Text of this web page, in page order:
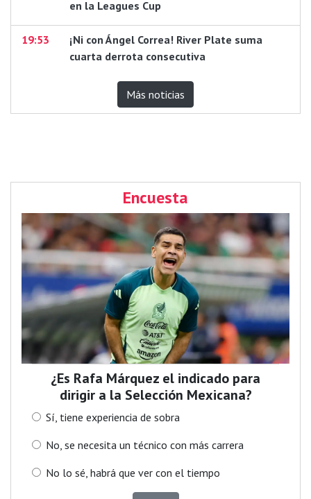
en la Leagues Cup
19:53
¡Ni con Ángel Correa! River Plate suma
cuarta derrota consecutiva
Más noticias
Encuesta
¿Es Rafa Márquez el indicado para
dirigir a la Selección Mexicana?
Sí, tiene experiencia de sobra
No, se necesita un técnico con más carrera
No lo sé, habrá que ver con el tiempo